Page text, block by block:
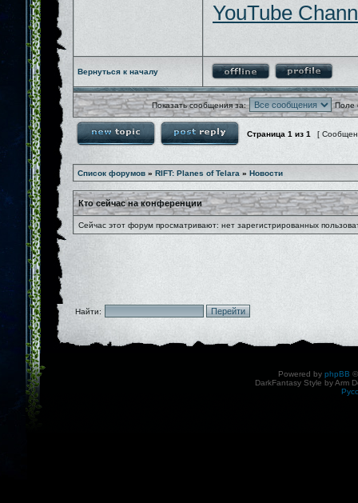
YouTube
Вернуться к началу
Показать сообщения за: Поле
Страница 1 из 1 [
Список форумов » RIFT: Planes of Telara » Новости
Кто сейчас на конференции
Сейчас этот форум просматривают: нет зарегистрированных
Найти:
Powered by phpBB
DarkFantasy Style by Arm